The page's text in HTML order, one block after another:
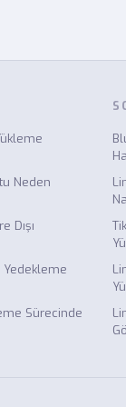
Neden
Dışı
Sürecinde